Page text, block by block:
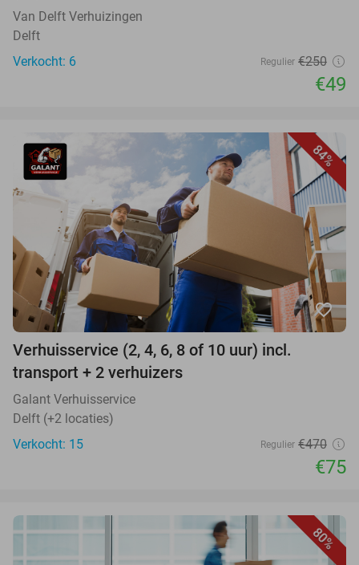
Van Delft Verhuizingen
Delft
Verkocht: 6
Regulier €250
€49
84%
favorite_border
Verhuisservice (2, 4, 6, 8 of 10 uur) incl.
transport + 2 verhuizers
Galant Verhuisservice
Delft (+2 locaties)
Verkocht: 15
Regulier €470
€75
80%